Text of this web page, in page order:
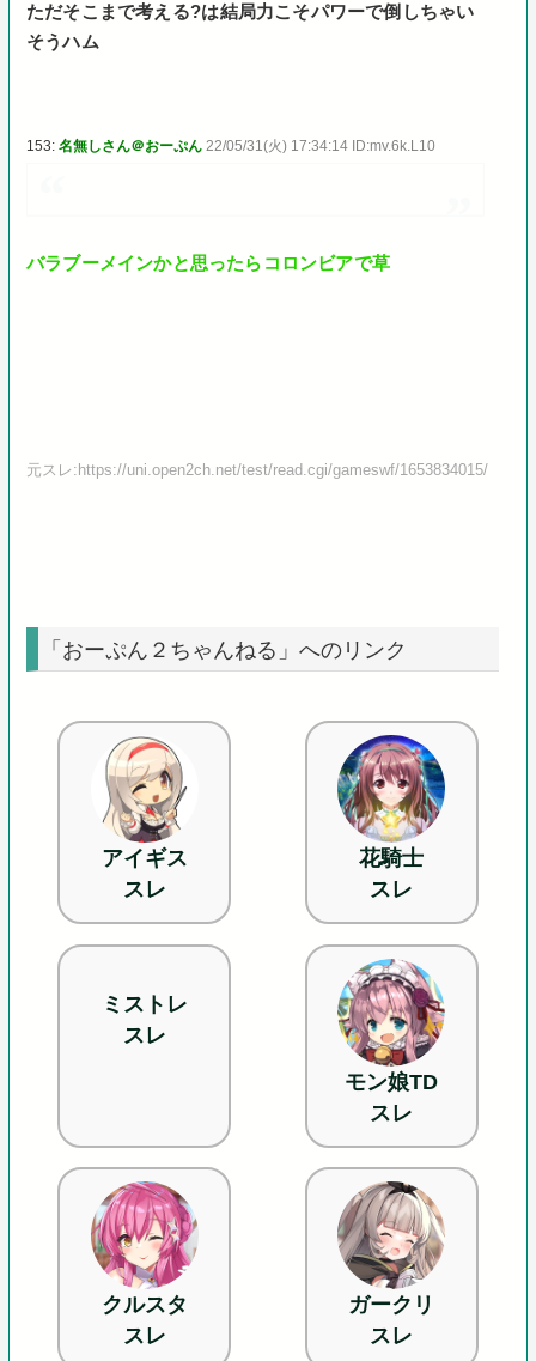
ただそこまで考える?は結局力こそパワーで倒しちゃい
そうハム
153:名無しさん＠おーぷん 22/05/31(火) 17:34:14 ID:mv.6k.L10
バラブーメインかと思ったらコロンビアで草
元スレ:https://uni.open2ch.net/test/read.cgi/gameswf/1653834015/
「おーぷん２ちゃんねる」へのリンク
アイギス
スレ
花騎士
スレ
ミストレ
スレ
モン娘TD
スレ
クルスタ
スレ
ガークリ
スレ